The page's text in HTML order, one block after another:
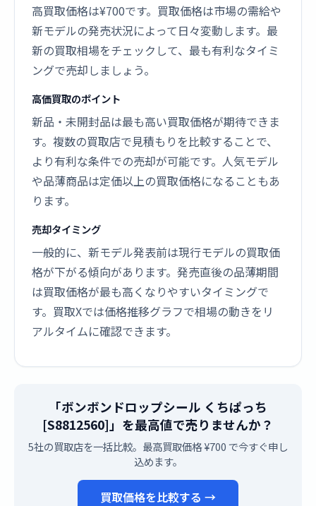
高買取価格は¥700です。買取価格は市場の需給や
新モデルの発売状況によって日々変動します。最
新の買取相場をチェックして、最も有利なタイミ
ングで売却しましょう。
高価買取のポイント
新品・未開封品は最も高い買取価格が期待できま
す。複数の買取店で見積もりを比較することで、
より有利な条件での売却が可能です。人気モデル
や品薄商品は定価以上の買取価格になることもあ
ります。
売却タイミング
一般的に、新モデル発表前は現行モデルの買取価
格が下がる傾向があります。発売直後の品薄期間
は買取価格が最も高くなりやすいタイミングで
す。買取Xでは価格推移グラフで相場の動きをリ
アルタイムに確認できます。
「ボンボンドロップシール くちぱっち
[S8812560]」を最高値で売りませんか？
5社の買取店を一括比較。最高買取価格 ¥700 で今すぐ申し
込めます。
買取価格を比較する →